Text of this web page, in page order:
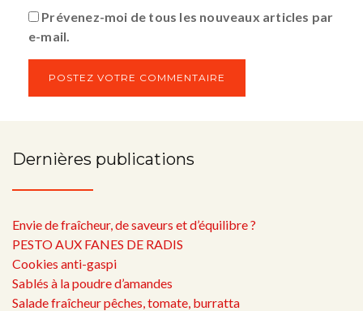
Prévenez-moi de tous les nouveaux articles par
e-mail.
Dernières publications
Envie de fraîcheur, de saveurs et d’équilibre ?
PESTO AUX FANES DE RADIS
Cookies anti-gaspi
Sablés à la poudre d’amandes
Salade fraîcheur pêches, tomate, burratta